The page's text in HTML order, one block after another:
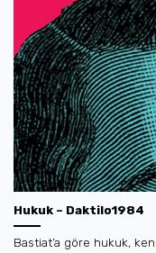
Hukuk – Daktilo1984
Bastiat’a göre hukuk,